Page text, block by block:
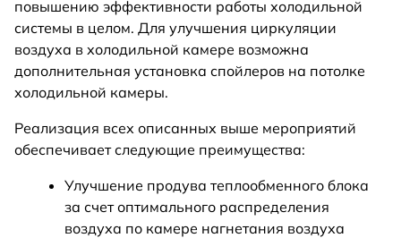
повышению эффективности работы холодильной
системы в целом. Для улучшения циркуляции
воздуха в холодильной камере возможна
дополнительная установка спойлеров на потолке
холодильной камеры.
Реализация всех описанных выше мероприятий
обеспечивает следующие преимущества:
Улучшение продува теплообменного блока
за счет оптимального распределения
воздуха по камере нагнетания воздуха